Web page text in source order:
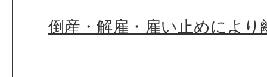
倒産・解雇・雇い止めによ